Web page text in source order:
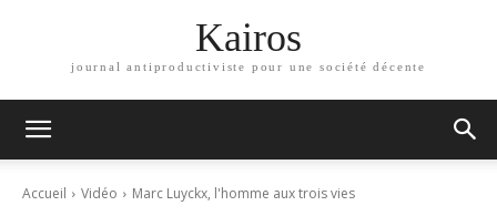
Kairos
journal antiproductiviste pour une société décente
Accueil Vidéo Marc Luyckx, l'homme aux trois vies